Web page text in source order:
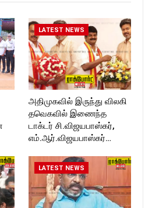
LATEST NEWS
அதிமுகவில் இருந்து விலகி
தவெகவில் இணைந்த
டாக்டர் சி.விஜயபாஸ்கர்,
எம்.ஆர்.விஜயபாஸ்கர்…
LATEST NEWS